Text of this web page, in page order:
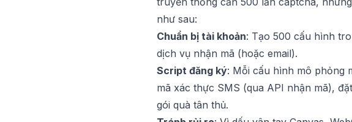
như sau:
Chuẩn bị tài khoản: Tạo 500 cấu hình
dịch vụ nhận mã (hoặc email).
Script đăng ký: Mỗi cấu hình mô phỏng
mã xác thực SMS (qua API nhận mã),
gói quà tân thủ.